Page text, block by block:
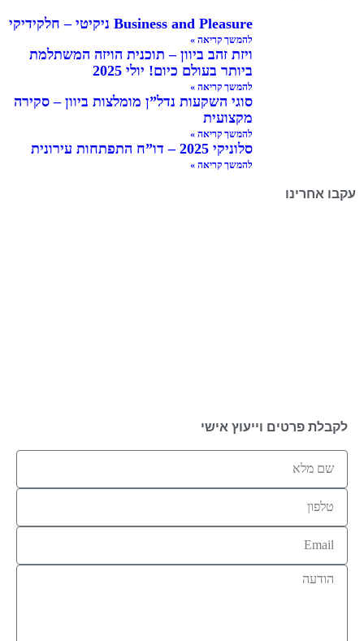
Business and Pleasure ניקיטי – חלקידיקי
להמשך קריאה »
ויזת זהב ביוון – תוכנית הויזה המשתלמת
ביותר בעולם כיום! יולי 2025
להמשך קריאה »
סוגי השקעות נדל”ן מומלצות ביוון – סקירה
מקצועית
להמשך קריאה »
סלוניקי 2025 – דו”ח התפתחות עירונית
להמשך קריאה »
עקבו אחרינו
לקבלת פרטים וייעוץ אישי